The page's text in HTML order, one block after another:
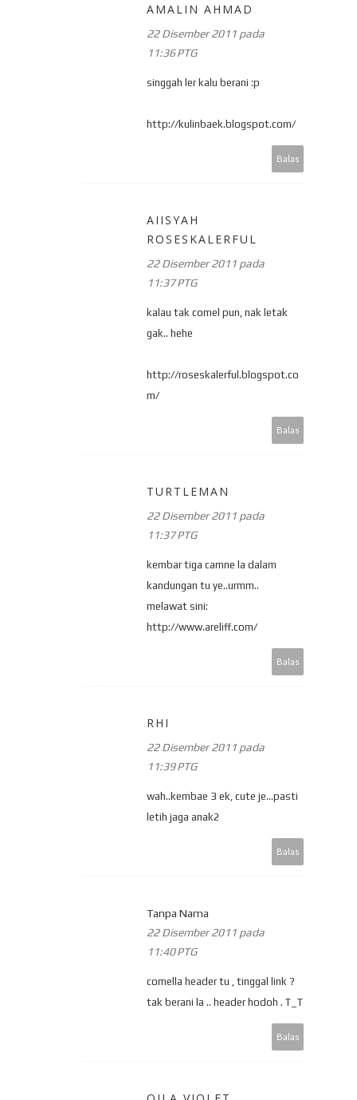
AMALIN AHMAD
22 Disember 2011 pada
11:36 PTG
singgah ler kalu berani :p
http://kulinbaek.blogspot.com/
Balas
AIISYAH
ROSESKALERFUL
22 Disember 2011 pada
11:37 PTG
kalau tak comel pun, nak letak
gak.. hehe
http://roseskalerful.blogspot.co
m/
Balas
TURTLEMAN
22 Disember 2011 pada
11:37 PTG
kembar tiga camne la dalam
kandungan tu ye..urmm..
melawat sini:
http://www.areliff.com/
Balas
RHI
22 Disember 2011 pada
11:39 PTG
wah..kembae 3 ek, cute je...pasti
letih jaga anak2
Balas
Tanpa Nama
22 Disember 2011 pada
11:40 PTG
comella header tu , tinggal link ?
tak berani la .. header hodoh . T_T
Balas